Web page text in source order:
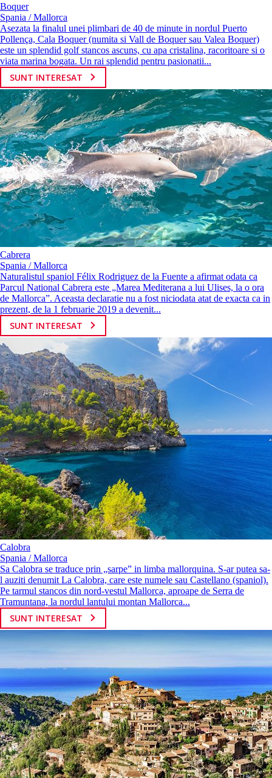
Boquer
Spania / Mallorca
Asezata la finalul unei plimbari de 40 de minute in nordul Puerto
Pollença, Cala Boquer (numita si Vall de Boquer sau Valea Boquer)
este un splendid golf stancos ascuns, cu apa cristalina, racoritoare si o
viata marina bogata. Un rai splendid pentru pasionatii...
SUNT INTERESAT
Cabrera
Spania / Mallorca
Naturalistul spaniol Félix Rodriguez de la Fuente a afirmat odata ca
Parcul National Cabrera este „Marea Mediterana a lui Ulises, la o ora
de Mallorca”. Aceasta declaratie nu a fost niciodata atat de exacta ca in
prezent, de la 1 februarie 2019 a devenit...
SUNT INTERESAT
Calobra
Spania / Mallorca
Sa Calobra se traduce prin „sarpe” in limba mallorquina. S-ar putea sa-
l auziti denumit La Calobra, care este numele sau Castellano (spaniol).
Pe tarmul stancos din nord-vestul Mallorca, aproape de Serra de
Tramuntana, la nordul lantului montan Mallorca...
SUNT INTERESAT